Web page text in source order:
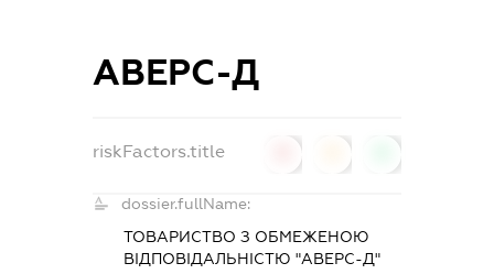
АВЕРС-Д
riskFactors.title
dossier.fullName:
ТОВАРИСТВО З ОБМЕЖЕНОЮ
ВІДПОВІДАЛЬНІСТЮ "АВЕРС-Д"